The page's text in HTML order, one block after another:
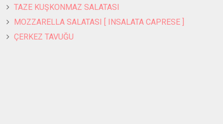
TAZE KUŞKONMAZ SALATASI
MOZZARELLA SALATASI [ INSALATA CAPRESE ]
ÇERKEZ TAVUĞU